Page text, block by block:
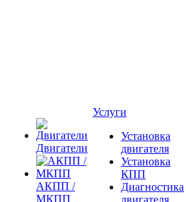
Двигатели
АКПП /
МКПП
Услуги
Установка
двигателя
Установка
КПП
Диагностика
двигателя